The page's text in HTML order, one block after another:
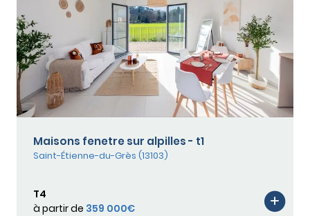
Maisons fenetre sur alpilles - t1
Saint-Étienne-du-Grès (13103)
T4
à partir de 359 000€